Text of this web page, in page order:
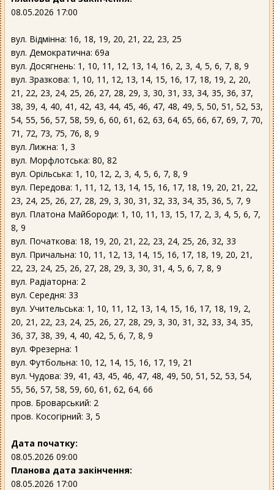
08.05.2026 17:00
вул. Відмінна: 16, 18, 19, 20, 21, 22, 23, 25
вул. Демократична: 69а
вул. Досягнень: 1, 10, 11, 12, 13, 14, 16, 2, 3, 4, 5, 6, 7, 8, 9
вул. Зразкова: 1, 10, 11, 12, 13, 14, 15, 16, 17, 18, 19, 2, 20,
21, 22, 23, 24, 25, 26, 27, 28, 29, 3, 30, 31, 33, 34, 35, 36, 37,
38, 39, 4, 40, 41, 42, 43, 44, 45, 46, 47, 48, 49, 5, 50, 51, 52, 53,
54, 55, 56, 57, 58, 59, 6, 60, 61, 62, 63, 64, 65, 66, 67, 69, 7, 70,
71, 72, 73, 75, 76, 8, 9
вул. Лижна: 1, 3
вул. Морфлотська: 80, 82
вул. Орільська: 1, 10, 12, 2, 3, 4, 5, 6, 7, 8, 9
вул. Передова: 1, 11, 12, 13, 14, 15, 16, 17, 18, 19, 20, 21, 22,
23, 24, 25, 26, 27, 28, 29, 3, 30, 31, 32, 33, 34, 35, 36, 5, 7, 9
вул. Платона Майбороди: 1, 10, 11, 13, 15, 17, 2, 3, 4, 5, 6, 7,
8, 9
вул. Початкова: 18, 19, 20, 21, 22, 23, 24, 25, 26, 32, 33
вул. Причальна: 10, 11, 12, 13, 14, 15, 16, 17, 18, 19, 20, 21,
22, 23, 24, 25, 26, 27, 28, 29, 3, 30, 31, 4, 5, 6, 7, 8, 9
вул. Радіаторна: 2
вул. Середня: 33
вул. Учительська: 1, 10, 11, 12, 13, 14, 15, 16, 17, 18, 19, 2,
20, 21, 22, 23, 24, 25, 26, 27, 28, 29, 3, 30, 31, 32, 33, 34, 35,
36, 37, 38, 39, 4, 40, 42, 5, 6, 7, 8, 9
вул. Фрезерна: 1
вул. Футбольна: 10, 12, 14, 15, 16, 17, 19, 21
вул. Чудова: 39, 41, 43, 45, 46, 47, 48, 49, 50, 51, 52, 53, 54,
55, 56, 57, 58, 59, 60, 61, 62, 64, 66
пров. Броварський: 2
пров. Косогірний: 3, 5
Дата початку:
08.05.2026 09:00
Планова дата закінчення:
08.05.2026 17:00